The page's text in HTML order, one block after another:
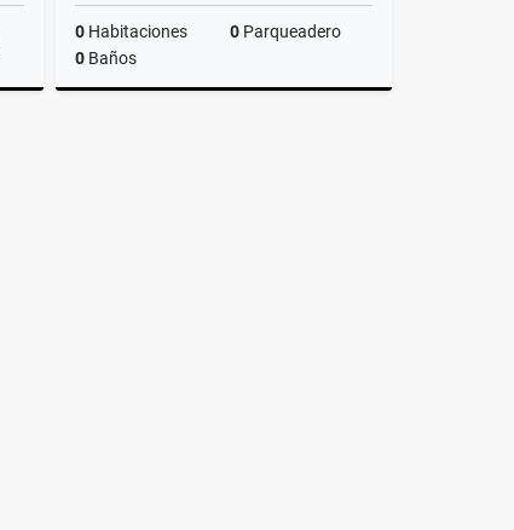
0 Habitaciones 0 Parqueadero
0 Baños